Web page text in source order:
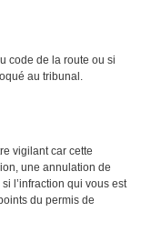
code de la route ou si
au tribunal.
vigilant car cette
une annulation de
l’infraction qui vous est
du permis de